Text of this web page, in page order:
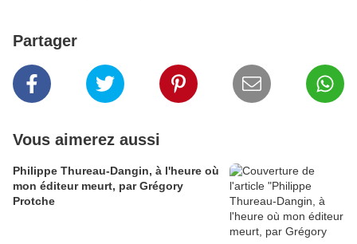
Partager
Vous aimerez aussi
Philippe Thureau-Dangin, à l'heure où
mon éditeur meurt, par Grégory
Protche